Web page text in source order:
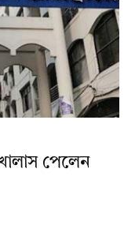
পেলেন